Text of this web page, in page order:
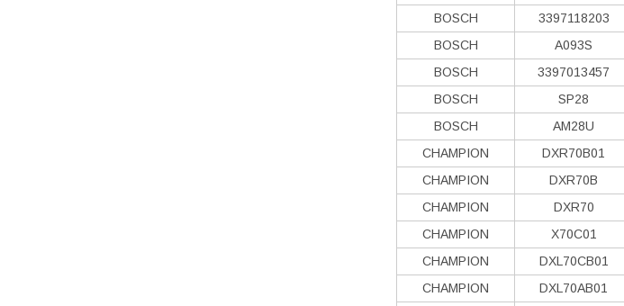
BOSCH
3397118203
BOSCH
A093S
BOSCH
3397013457
BOSCH
SP28
BOSCH
AM28U
CHAMPION
DXR70B01
CHAMPION
DXR70B
CHAMPION
DXR70
CHAMPION
X70C01
CHAMPION
DXL70CB01
CHAMPION
DXL70AB01